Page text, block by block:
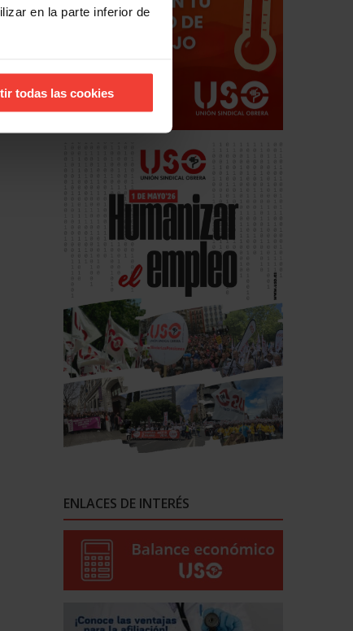
en la parte inferior de
todas las cookies
ENLACES DE INTERÉS